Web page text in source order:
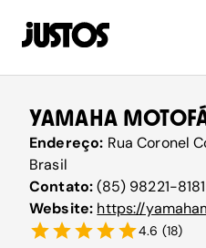
YAMAHA
Endereço: Rua Coronel
Brasil
Contato:(85) 98221-8181
Website: https://
4.6 (18)